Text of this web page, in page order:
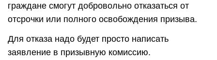
граждане смогут добровольно отказаться от
отсрочки или полного освобождения призыва.
Для отказа надо будет просто написать
заявление в призывную комиссию.